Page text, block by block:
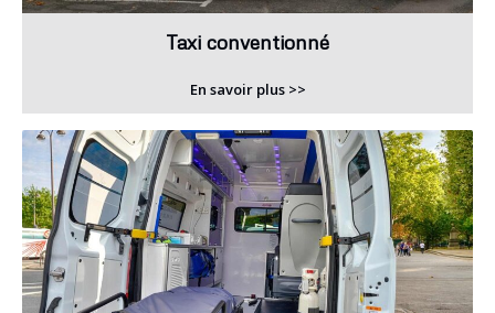
Taxi conventionné
En savoir plus >>